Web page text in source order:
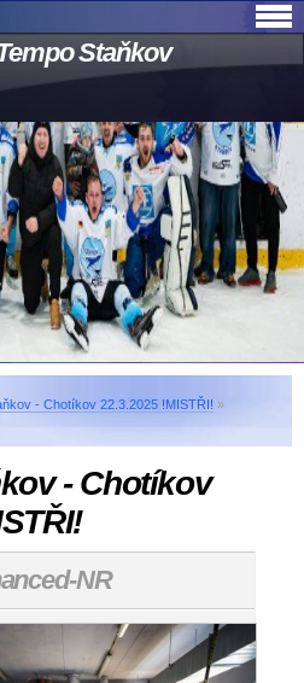
Staňkov
- Chotíkov 22.3.2025 !MISTŘI! »
- Chotíkov
NR